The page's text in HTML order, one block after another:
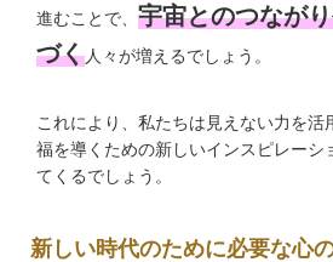
進むことで、 宇宙とのつなが
づく人々が増えるでしょう。
これにより、私たちは見えない力を活
福を導くための新しいインスピレーシ
てくるでしょう。
新しい時代のために必要な心